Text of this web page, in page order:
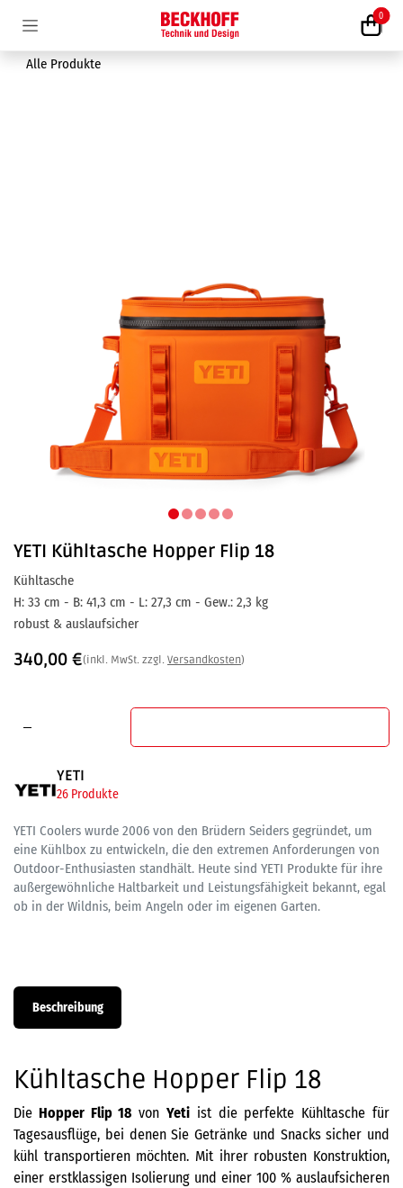
0
Alle Produkte
YETI Kühltasche Hopper Flip 18
Kühltasche
H: 33 cm - B: 41,3 cm - L: 27,3 cm - Gew.: 2,3 kg
robust & auslaufsicher
340,00 €(inkl. MwSt. zzgl. Versandkosten)
YETI
26 Produkte
YETI Coolers wurde 2006 von den Brüdern Seiders gegründet, um
eine Kühlbox zu entwickeln, die den extremen Anforderungen von
Outdoor-Enthusiasten standhält. Heute sind YETI Produkte für ihre
außergewöhnliche Haltbarkeit und Leistungsfähigkeit bekannt, egal
ob in der Wildnis, beim Angeln oder im eigenen Garten.
Beschreibung
Kühltasche Hopper Flip 18
Die Hopper Flip 18 vonYeti ist die perfekte Kühltasche für
Tagesausflüge, bei denen Sie Getränke und Snacks sicher und
kühl transportieren möchten. Mit ihrer robusten Konstruktion,
einer erstklassigen Isolierung und einer 100 % auslaufsicheren